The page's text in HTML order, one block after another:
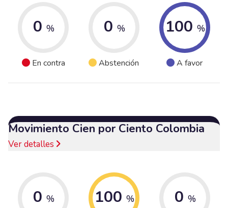
0 %
En contra
0 %
Abstención
100 %
A favor
Movimiento Cien por Ciento Colombia
Ver detalles
0 % 100 % 0 %